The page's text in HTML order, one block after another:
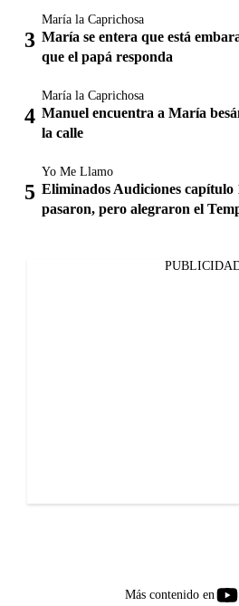
María la Caprichosa
María se entera que está
que el papá responda
María la Caprichosa
Manuel encuentra a María
la calle
Yo Me Llamo
Eliminados Audiciones capítulo
pasaron, pero alegraron el
Más contenido en